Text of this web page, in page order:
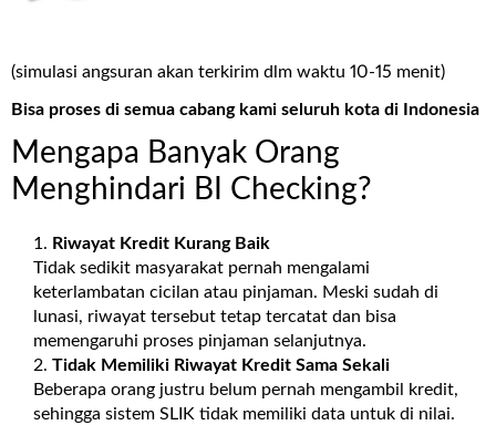
(simulasi angsuran akan terkirim dlm waktu 10-15 menit)
Bisa proses di semua cabang kami seluruh kota di Indonesia
Mengapa Banyak Orang
Menghindari BI Checking?
Riwayat Kredit Kurang Baik
Tidak sedikit masyarakat pernah mengalami
keterlambatan cicilan atau pinjaman. Meski sudah di
lunasi, riwayat tersebut tetap tercatat dan bisa
memengaruhi proses pinjaman selanjutnya.
Tidak Memiliki Riwayat Kredit Sama Sekali
Beberapa orang justru belum pernah mengambil kredit,
sehingga sistem SLIK tidak memiliki data untuk di nilai.